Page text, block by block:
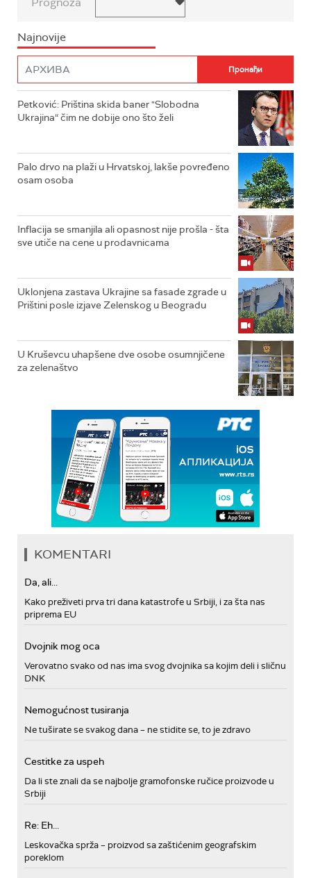
Najnovije
Petković: Priština skida baner "Slobodna
Ukrajina“ čim ne dobije ono što želi
Palo drvo na plaži u Hrvatskoj, lakše povređeno
osam osoba
Inflacija se smanjila ali opasnost nije prošla - šta
sve utiče na cene u prodavnicama
Uklonjena zastava Ukrajine sa fasade zgrade u
Prištini posle izjave Zelenskog u Beogradu
U Kruševcu uhapšene dve osobe osumnjičene
za zelenaštvo
KOMENTARI
Da, ali...
Kako preživeti prva tri dana katastrofe u Srbiji, i za šta nas
priprema EU
Dvojnik mog oca
Verovatno svako od nas ima svog dvojnika sa kojim deli i sličnu
DNK
Nemogućnost tusiranja
Ne tuširate se svakog dana – ne stidite se, to je zdravo
Cestitke za uspeh
Da li ste znali da se najbolje gramofonske ručice proizvode u
Srbiji
Re: Eh...
Leskovačka sprža – proizvod sa zaštićenim geografskim
poreklom